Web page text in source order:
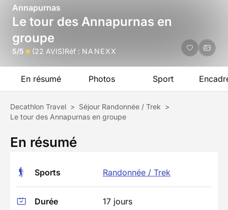
Annapurnas
Le tour des Annapurnas en
groupe
5/5 (22 AVIS)Réf : NANEXX
En résumé Photos Sport
Decathlon Travel > Séjour Randonnée / Trek >
Le tour des Annapurnas en groupe
En résumé
Sports Randonnée / Trek
Durée 17 jours